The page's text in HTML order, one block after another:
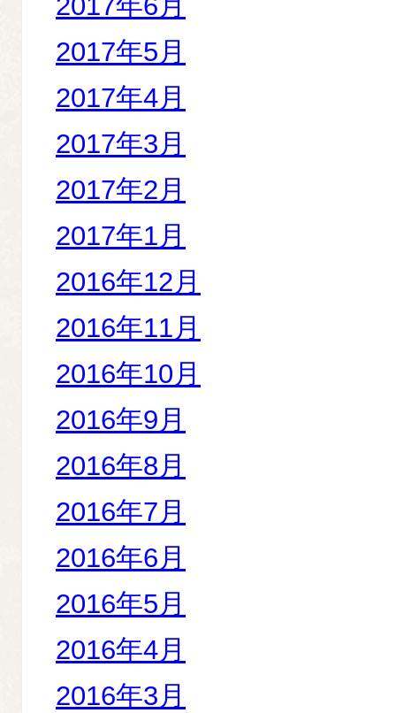
2017年5月
2017年4月
2017年3月
2017年2月
2017年1月
2016年12月
2016年11月
2016年10月
2016年9月
2016年8月
2016年7月
2016年6月
2016年5月
2016年4月
2016年3月